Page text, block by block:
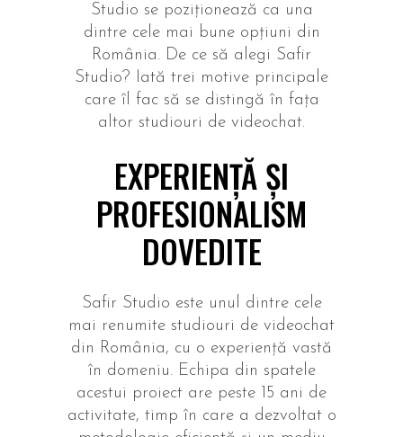
Studio se poziționează ca una
dintre cele mai bune opțiuni din
România. De ce să alegi Safir
Studio? Iată trei motive principale
care îl fac să se distingă în fața
altor studiouri de videochat.
EXPERIENȚĂ ȘI
PROFESIONALISM
DOVEDITE
Safir Studio este unul dintre cele
mai renumite studiouri de videochat
din România, cu o experiență vastă
în domeniu. Echipa din spatele
acestui proiect are peste 15 ani de
activitate, timp în care a dezvoltat o